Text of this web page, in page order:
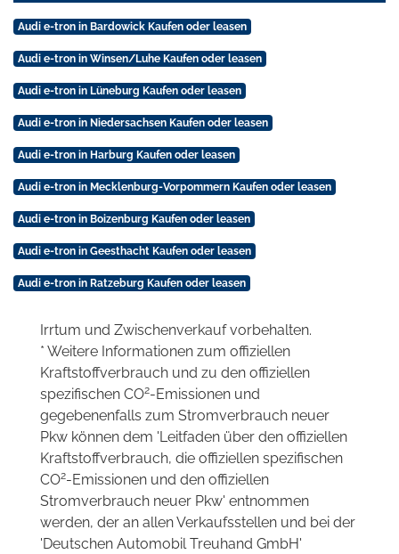
Audi e-tron in Bardowick Kaufen oder leasen
Audi e-tron in Winsen/Luhe Kaufen oder leasen
Audi e-tron in Lüneburg Kaufen oder leasen
Audi e-tron in Niedersachsen Kaufen oder leasen
Audi e-tron in Harburg Kaufen oder leasen
Audi e-tron in Mecklenburg-Vorpommern Kaufen oder leasen
Audi e-tron in Boizenburg Kaufen oder leasen
Audi e-tron in Geesthacht Kaufen oder leasen
Audi e-tron in Ratzeburg Kaufen oder leasen
Irrtum und Zwischenverkauf vorbehalten.
* Weitere Informationen zum offiziellen
Kraftstoffverbrauch und zu den offiziellen
spezifischen CO2-Emissionen und
gegebenenfalls zum Stromverbrauch neuer
Pkw können dem 'Leitfaden über den offiziellen
Kraftstoffverbrauch, die offiziellen spezifischen
CO2-Emissionen und den offiziellen
Stromverbrauch neuer Pkw' entnommen
werden, der an allen Verkaufsstellen und bei der
'Deutschen Automobil Treuhand GmbH'